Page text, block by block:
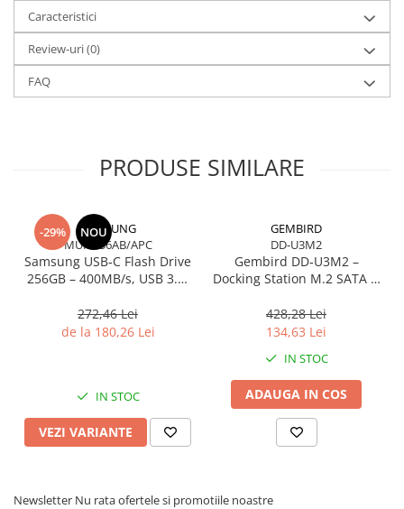
Caracteristici
Review-uri(0)
FAQ
PRODUSE SIMILARE
-29% NOU
SAMSUNG
MUF-256AB/APC
Samsung USB‑C Flash Drive
256GB – 400MB/s, USB 3.1,
272,46 Lei
de la 180,26 Lei
IN STOC
VEZI VARIANTE
GEMBIRD
DD-U3M2
Gembird DD‑U3M2 –
Docking Station M.2 SATA &
Black
428,28 Lei
134,63 Lei
IN STOC
ADAUGA IN COS
Newsletter Nu rata ofertele si promotiile noastre